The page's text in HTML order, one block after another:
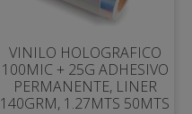
VINILO HOLOGRAFICO
100MIC + 25G ADHESIVO
PERMANENTE, LINER
140GRM, 1.27MTS 50MTS